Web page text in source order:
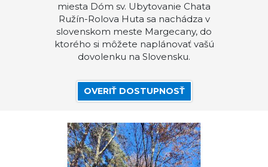
miesta Dóm sv. Ubytovanie Chata
Ružín-Rolova Huta sa nachádza v
slovenskom meste Margecany, do
ktorého si môžete naplánovať vašú
dovolenku na Slovensku.
OVERIŤ DOSTUPNOSŤ